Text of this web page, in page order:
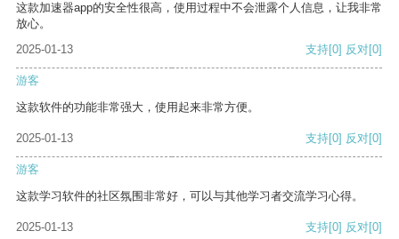
这款加速器app的安全性很高，使用过程中不会泄露个人信息，让我非常
放心。
2025-01-13
支持[0] 反对[0]
游客
这款软件的功能非常强大，使用起来非常方便。
2025-01-13 支持[0] 反对[0]
游客
这款学习软件的社区氛围非常好，可以与其他学习者交流学习心得。
2025-01-13 支持[0] 反对[0]